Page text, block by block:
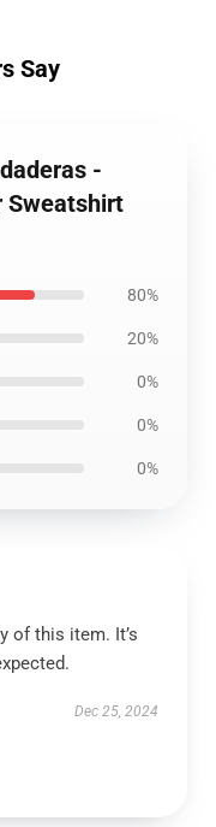
Say
-
Sweatshirt
80%
20%
0%
0%
0%
of this item. It’s
Dec 25, 2024